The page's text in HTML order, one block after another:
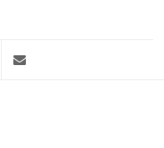
+39 345 281 0246